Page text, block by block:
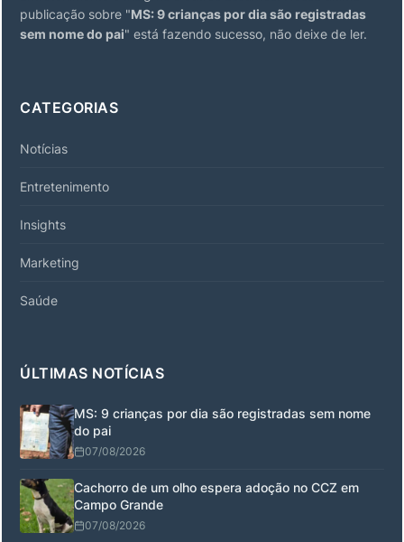
publicação sobre "MS: 9 crianças por dia são registradas
sem nome do pai" está fazendo sucesso, não deixe de ler.
CATEGORIAS
Notícias
Entretenimento
Insights
Marketing
Saúde
ÚLTIMAS NOTÍCIAS
MS: 9 crianças por dia são registradas sem nome
do pai
07/08/2026
Cachorro de um olho espera adoção no CCZ em
Campo Grande
07/08/2026